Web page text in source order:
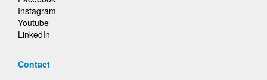
Instagram
Youtube
LinkedIn
Contact